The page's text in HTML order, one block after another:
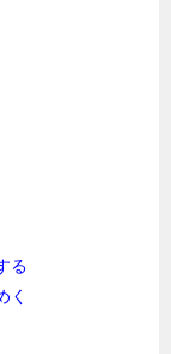
る
く